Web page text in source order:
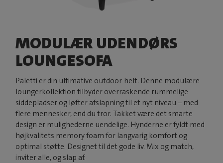
MODULÆR UDENDØRS
LOUNGESOFA
Paletti er din ultimative outdoor-helt. Denne modulære
loungerkollektion tilbyder overraskende rummelige
siddepladser og løfter afslapning til et nyt niveau – med
flere mennesker, end du tror. Takket være det smarte
design er mulighederne uendelige. Hynderne er fyldt med
højkvalitets memory foam for langvarig komfort og
optimal støtte. Designet til det gode liv. Mix og match,
inviter alle, og slap af.